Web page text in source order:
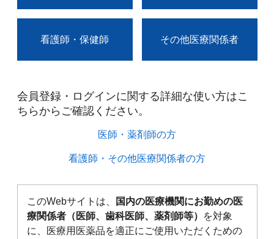
看護師・保健師 その他医療関係者
会員登録・ログインに関する詳細な使い方はこ
ちらからご確認ください。​
医師・薬剤師の方​
看護師・その他医療関係者の方​
このWebサイトは、
国内の医療機関にお勤めの医
療関係者（医師、歯科医師、薬剤師等）
を対象
に、医療用医薬品を適正にご使用いただくための